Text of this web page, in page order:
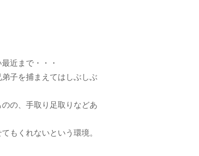
近まで・・・
子を捕まえてはしぶしぶ
の、手取り足取りなどあ
もくれないという環境。